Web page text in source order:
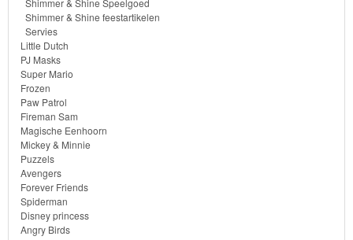
High
My
Little
Pony
Finding
Dory
Planes
Sofia
Shimmer & Shine Speelgoed
Shimmer & Shine feestartikelen
Servies
Little Dutch
PJ Masks
Super Mario
Frozen
Paw Patrol
Fireman Sam
Magische Eenhoorn
Mickey & Minnie
Puzzels
Avengers
Forever Friends
Spiderman
Disney princess
Angry Birds